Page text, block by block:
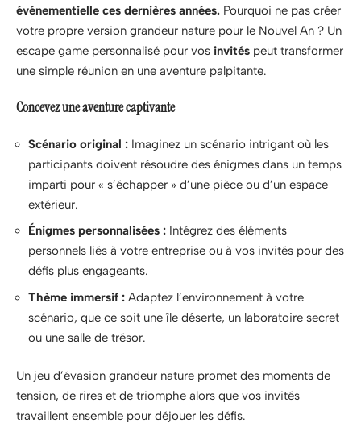
événementielle ces dernières années. Pourquoi ne pas créer
votre propre version grandeur nature pour le Nouvel An ? Un
escape game personnalisé pour vos invités peut transformer
une simple réunion en une aventure palpitante.
Concevez une aventure captivante
Scénario original : Imaginez un scénario intrigant où les
participants doivent résoudre des énigmes dans un temps
imparti pour « s’échapper » d’une pièce ou d’un espace
extérieur.
Énigmes personnalisées : Intégrez des éléments
personnels liés à votre entreprise ou à vos invités pour des
défis plus engageants.
Thème immersif : Adaptez l’environnement à votre
scénario, que ce soit une île déserte, un laboratoire secret
ou une salle de trésor.
Un jeu d’évasion grandeur nature promet des moments de
tension, de rires et de triomphe alors que vos invités
travaillent ensemble pour déjouer les défis.